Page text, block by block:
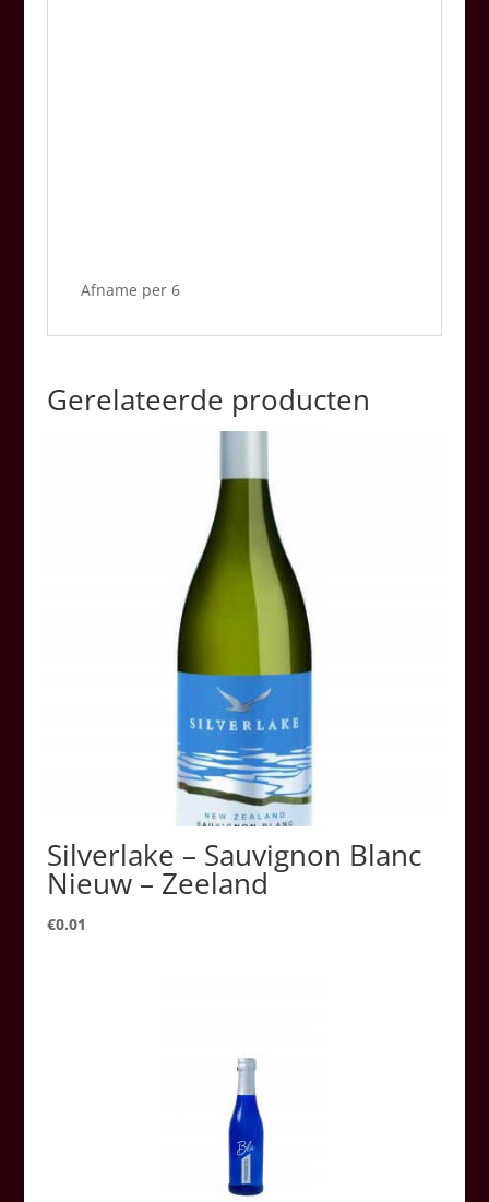
Afname per 6
Gerelateerde producten
Silverlake – Sauvignon Blanc
Nieuw – Zeeland
€0.01